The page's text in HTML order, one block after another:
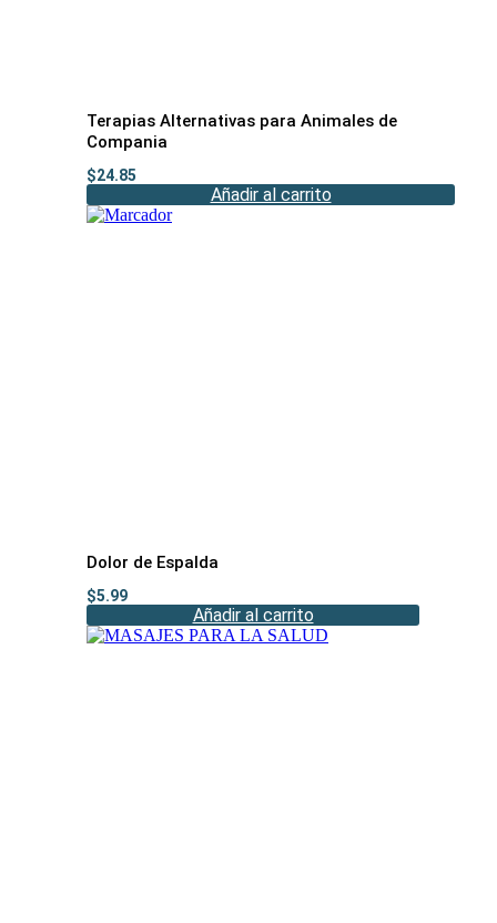
Terapias Alternativas para Animales de
Compania
$24.85
Añadir al carrito
Dolor de Espalda
$5.99
Añadir al carrito